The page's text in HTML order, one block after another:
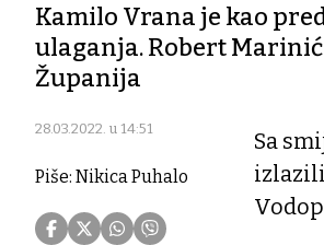
Kamilo Vrana je kao
ulaganja. Robert
Županija
28.03.2022. u 14:51
Piše: Nikica Puhalo
Sa